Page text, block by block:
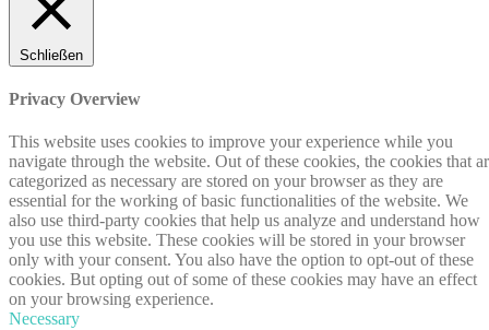
Schließen
Privacy Overview
This website uses cookies to improve your experience while you
navigate through the website. Out of these cookies, the cookies that
categorized as necessary are stored on your browser as they are
essential for the working of basic functionalities of the website. We
also use third-party cookies that help us analyze and understand how
you use this website. These cookies will be stored in your browser
only with your consent. You also have the option to opt-out of these
cookies. But opting out of some of these cookies may have an effect
on your browsing experience.
Necessary